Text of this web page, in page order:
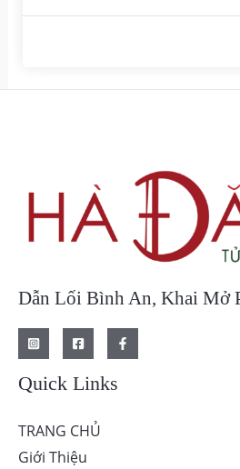
Dẫn Lối Bình An, Khai Mở
Quick Links
TRANG CHỦ
Giới Thiệu